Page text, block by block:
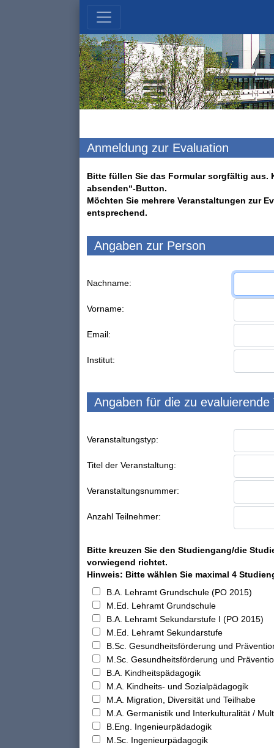
Anmeldung zur Evaluation
Bitte füllen Sie das Formular sorgfältig aus.
absenden“-Button.
Möchten Sie mehrere Veranstaltungen zur
entsprechend.
Angaben zur Person
Nachname:
Vorname:
Email:
Institut:
Angaben für die zu evaluierende
Veranstaltungstyp:
Titel der Veranstaltung:
Veranstaltungsnummer:
Anzahl Teilnehmer:
Bitte kreuzen Sie den Studiengang/die
vorwiegend richtet.
Hinweis: Bitte wählen Sie maximal 4
B.A. Lehramt Grundschule (PO 2015)
M.Ed. Lehramt Grundschule
B.A. Lehramt Sekundarstufe I (PO 2015)
M.Ed. Lehramt Sekundarstufe
B.Sc. Gesundheitsförderung und
M.Sc. Gesundheitsförderung und
B.A. Kindheitspädagogik
M.A. Kindheits- und Sozialpädagogik
M.A. Migration, Diversität und Teilhabe
M.A. Germanistik und Interkulturalität /
B.Eng. Ingenieurpädadogik
M.Sc. Ingenieurpädagogik